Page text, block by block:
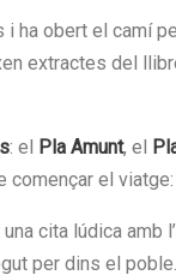
ha obert el camí
extractes del
: el Pla Amunt, el
començar el viatge:
cita lúdica amb
per dins el poble.